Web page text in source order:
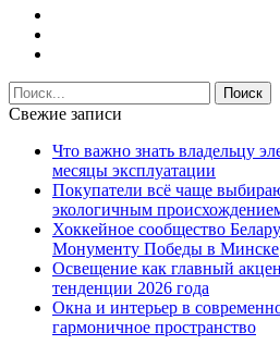
Свежие записи
Что важно знать владельцу
месяцы эксплуатации
Покупатели всё чаще
экологичным
Хоккейное сообщество
Монументу Победы в Минске
Освещение как главный
тенденции 2026 года
Окна и интерьер в
гармоничное пространство